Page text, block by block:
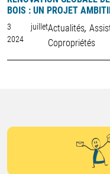
BOIS : UN PROJET
3 juillet
2024
Actualités,
Copropriétés